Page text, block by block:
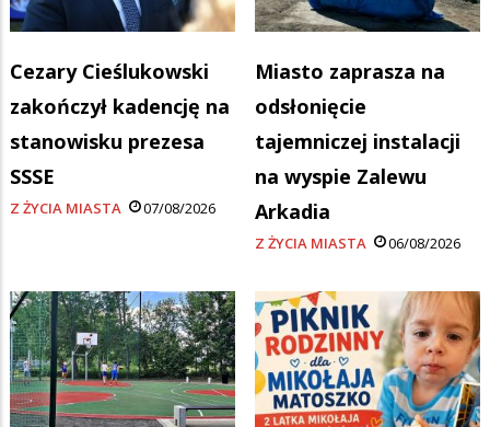
Cezary Cieślukowski
zakończył kadencję na
stanowisku prezesa
SSSE
Z ŻYCIA MIASTA 07/08/2026
Miasto zaprasza na
odsłonięcie
tajemniczej instalacji
na wyspie Zalewu
Arkadia
Z ŻYCIA MIASTA 06/08/2026